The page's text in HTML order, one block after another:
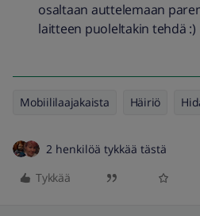
osaltaan auttelemaan
laitteen puoleltakin tehdä :)
Mobiililaajakaista Häiriö
2 henkilöä tykkää tästä
Tykkää